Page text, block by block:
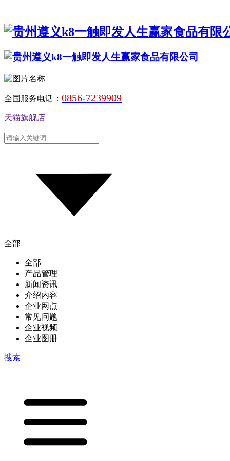
全国服务电话： 0856-7239909
天猫旗舰店
全部
全部
产品管理
新闻资讯
介绍内容
企业网点
常见问题
企业视频
企业图册
搜索